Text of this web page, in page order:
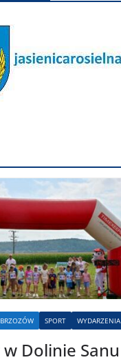
BRZOZÓW SPORT WYDARZENIA
w Dolinie Sanu